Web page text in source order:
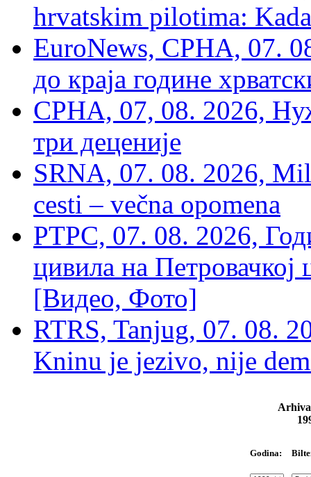
hrvatskim pilotima:
EuroNews, СРНА, 07.
до краја године
СРНА, 07, 08. 2026,
три деценије
SRNA, 07. 08. 2026,
cesti – večna opomena
РТРС, 07. 08. 2026,
цивила на Петровачкој
[Видео, Фото]
RTRS, Tanjug, 07. 08.
Kninu je jezivo, nije
Godina: